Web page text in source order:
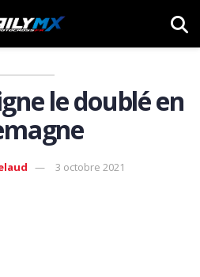
le doublé en
3 octobre 2021